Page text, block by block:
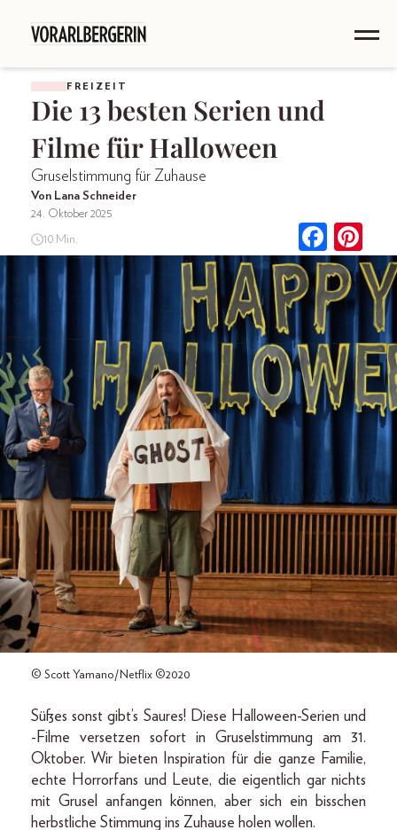
FREIZEIT
Die 13 besten Serien und
Filme für Halloween
Gruselstimmung für Zuhause
Von Lana Schneider
24. Oktober 2025
10 Min.
© Scott Yamano/Netflix ©2020
Süßes sonst gibt’s Saures! Diese Halloween-Serien und
-Filme versetzen sofort in Gruselstimmung am 31.
Oktober. Wir bieten Inspiration für die ganze Familie,
echte Horrorfans und Leute, die eigentlich gar nichts
mit Grusel anfangen können, aber sich ein bisschen
herbstliche Stimmung ins Zuhause holen wollen.